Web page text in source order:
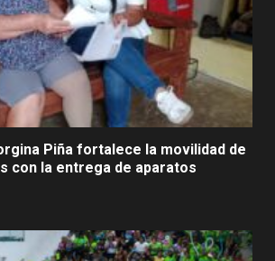
Piña fortalece la movilidad de
con la entrega de aparatos